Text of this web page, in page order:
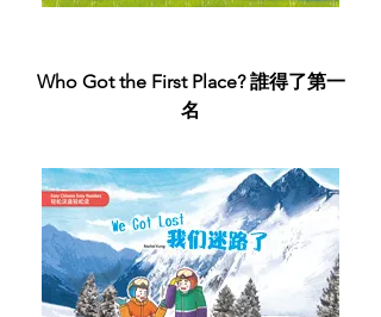
Who Got the First Place? 誰得了第一
名